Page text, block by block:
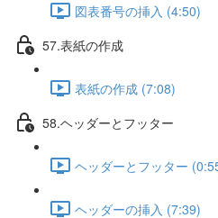
図表番号の挿入 (4:50)
57.表紙の作成
表紙の作成 (7:08)
58.ヘッダーとフッター
ヘッダーとフッター
ヘッダーの挿入 (7:39)